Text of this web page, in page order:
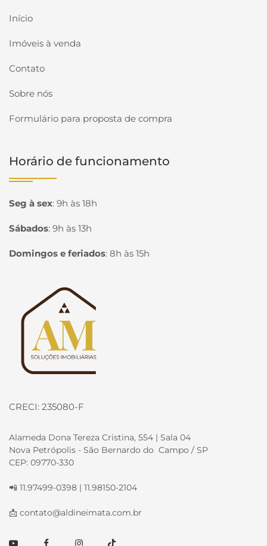
Início
Imóveis à venda
Contato
Sobre nós
Formulário para proposta de compra
Horário de funcionamento
Seg à sex: 9h às 18h
Sábados: 9h às 13h
Domingos e feriados: 8h às 15h
Página inicial
CRECI: 235080-F
Alameda Dona Tereza Cristina, 554 | Sala 04
Nova Petrópolis - São Bernardo do Campo / SP
CEP: 09770-330
📲 11.97499-0398 | 11.98150-2104
📩 contato@aldineimata.com.br
YoutubeFacebookInstagramTikTok